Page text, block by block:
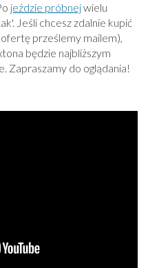
jeździe próbnejwielu
Jeśli chcesz zdalnie kupić
prześlemy mailem),
będzie najbliższym
Zapraszamy do oglądania!